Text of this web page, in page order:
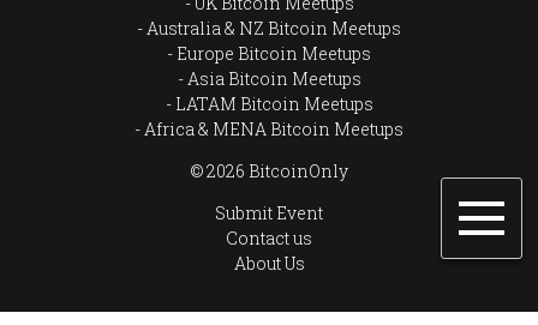
Australia & NZ Bitcoin Meetups
Europe Bitcoin Meetups
Asia Bitcoin Meetups
LATAM Bitcoin Meetups
Africa & MENA Bitcoin Meetups
© 2026 BitcoinOnly
Submit Event
Contact us
About Us